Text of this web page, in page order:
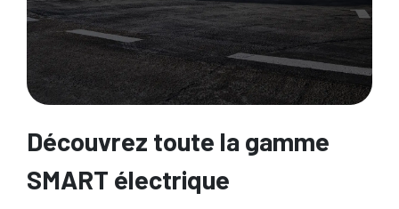
Découvrez toute la gamme
SMART électrique